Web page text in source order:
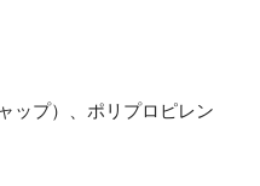
ップ）、ポリプロピレン